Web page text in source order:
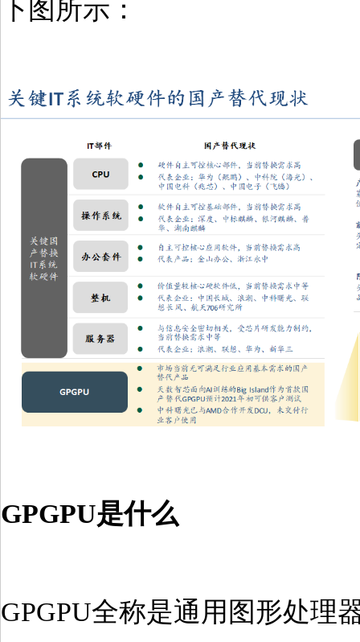
下图所示：
GPGPU是什么
GPGPU全称是通用图形处理器